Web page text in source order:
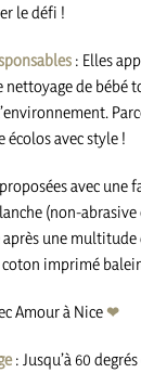
le défi !
: Elles
nettoyage de bébé
écolos avec style !
avec une
(non-
une multitude
imprimé
Amour à Nice❤︎
: Jusqu’à 60